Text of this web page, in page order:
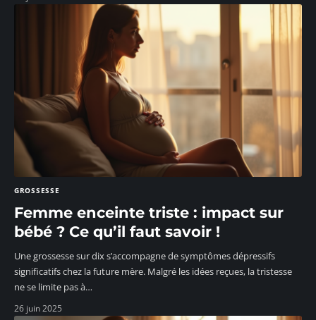
GROSSESSE
Femme enceinte triste : impact sur
bébé ? Ce qu’il faut savoir !
Une grossesse sur dix s’accompagne de symptômes dépressifs
significatifs chez la future mère. Malgré les idées reçues, la tristesse
ne se limite pas à…
26 juin 2025